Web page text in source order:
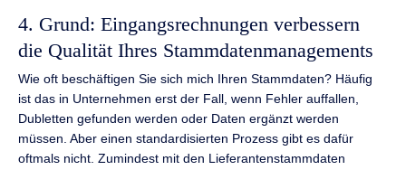
4. Grund: Eingangsrechnungen verbessern
die Qualität Ihres Stammdatenmanagements
Wie oft beschäftigen Sie sich mich Ihren Stammdaten? Häufig
ist das in Unternehmen erst der Fall, wenn Fehler auffallen,
Dubletten gefunden werden oder Daten ergänzt werden
müssen. Aber einen standardisierten Prozess gibt es dafür
oftmals nicht. Zumindest mit den Lieferantenstammdaten